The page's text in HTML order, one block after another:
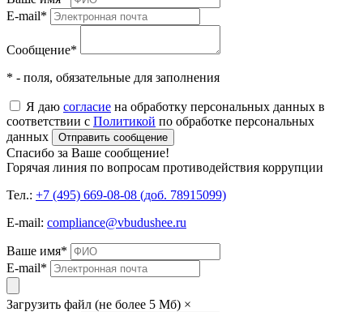
E-mail*
Сообщение*
* - поля, обязательные для заполнения
Я даю согласие на обработку персональных данных в
соответствии с Политикой по обработке персональных
данных
Отправить сообщение
Спасибо за Ваше сообщение!
Горячая линия по вопросам противодействия коррупции
Тел.: +7 (495) 669-08-08 (доб. 78915099)
E-mail: compliance@vbudushee.ru
Ваше имя*
E-mail*
Загрузить файл (не более 5 Мб) ×